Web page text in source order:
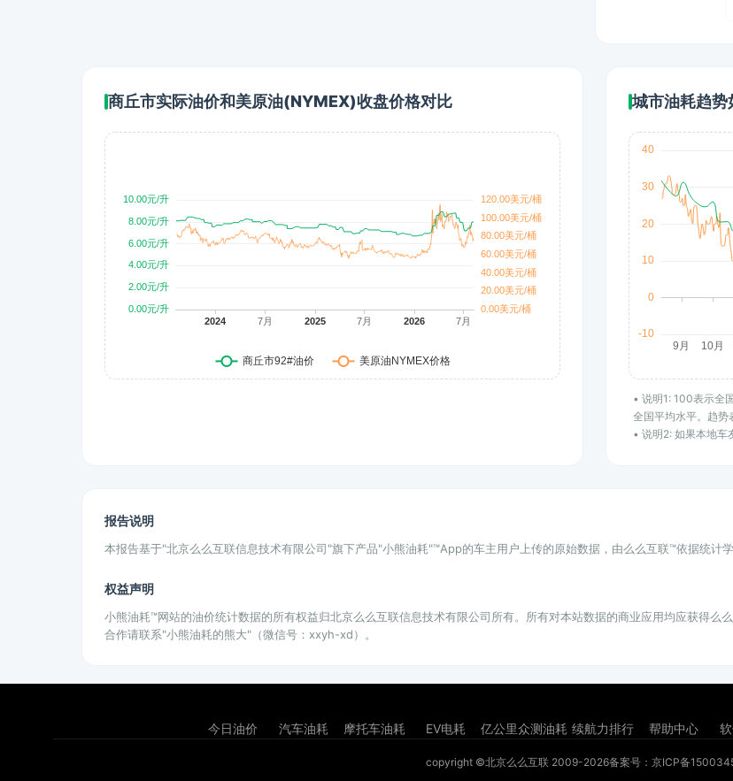
商丘市实际油价和美原油(NYMEX)收盘价格对比 城市油耗趋势
• 说明1: 100表示全
全国平均水平。趋势
• 说明2: 如果本地车
报告说明
本报告基于"北京么么互联信息技术有限公司"旗下产品"小熊油耗"™App的车主用户上传的原始数据，由么么互联™依据统计
权益声明
小熊油耗™网站的油价统计数据的所有权益归北京么么互联信息技术有限公司所有。所有对本站数据的商业应用均应获得么
合作请联系"小熊油耗的熊大"（微信号：xxyh-xd）。
今日油价 汽车油耗 摩托车油耗 EV电耗 亿公里众测油耗 续航力排行 帮助中心
copyright ©北京么么互联 2009-2026备案号：京ICP备